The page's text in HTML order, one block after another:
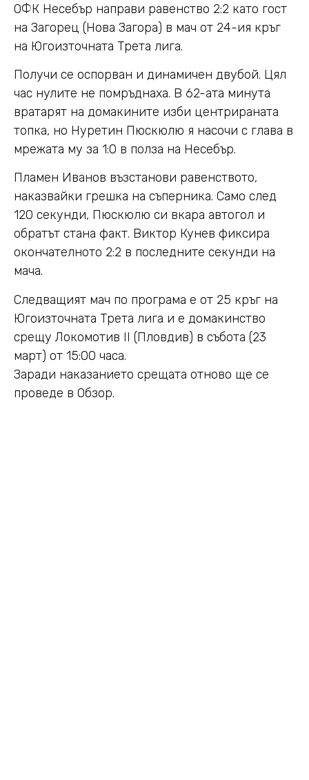
ОФК Несебър направи равенство 2:2 като гост
на Загорец (Нова Загора) в мач от 24-ия кръг
на Югоизточната Трета лига.
Получи се оспорван и динамичен двубой. Цял
час нулите не помръднаха. В 62-ата минута
вратарят на домакините изби центрираната
топка, но Нуретин Пюскюлю я насочи с глава в
мрежата му за 1:0 в полза на Несебър.
Пламен Иванов възстанови равенството,
наказвайки грешка на съперника. Само след
120 секунди, Пюскюлю си вкара автогол и
обратът стана факт. Виктор Кунев фиксира
окончателното 2:2 в последните секунди на
мача.
Следващият мач по програма е от 25 кръг на
Югоизточната Трета лига и е домакинство
срещу Локомотив II (Пловдив) в събота (23
март) от 15:00 часа.
Заради наказанието срещата отново ще се
проведе в Обзор.